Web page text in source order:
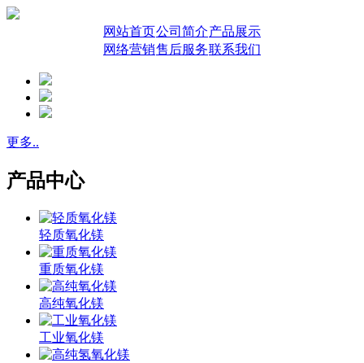
网站首页公司简介产品展示
网络营销售后服务联系我们
更多..
产品中心
轻质氧化镁
重质氧化镁
高纯氧化镁
工业氧化镁